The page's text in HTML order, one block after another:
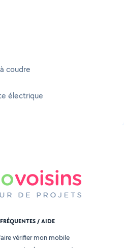
coudre
électrique
/ AIDE
vérifier mon mobile